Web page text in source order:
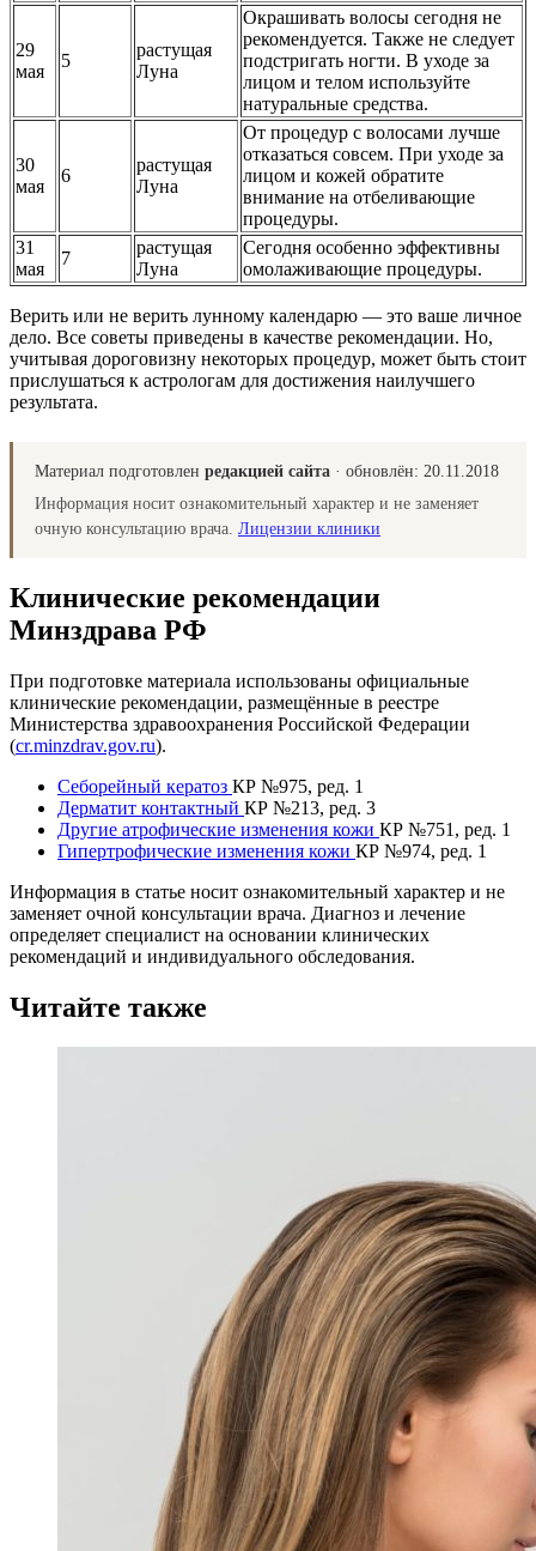
29
мая
5
растущая
Луна
Окрашивать волосы сегодня не
рекомендуется. Также не следует
подстригать ногти. В уходе за
лицом и телом используйте
натуральные средства.
30
мая
6
растущая
Луна
От процедур с волосами лучше
отказаться совсем. При уходе за
лицом и кожей обратите
внимание на отбеливающие
процедуры.
31
мая
7
растущая
Луна
Сегодня особенно эффективны
омолаживающие процедуры.
Верить или не верить лунному календарю — это ваше личное
дело. Все советы приведены в качестве рекомендации. Но,
учитывая дороговизну некоторых процедур, может быть стоит
прислушаться к астрологам для достижения наилучшего
результата.
Материал подготовлен редакцией сайта · обновлён: 20.11.2018
Информация носит ознакомительный характер и не заменяет
очную консультацию врача. Лицензии клиники
Клинические рекомендации
Минздрава РФ
При подготовке материала использованы официальные
клинические рекомендации, размещённые в реестре
Министерства здравоохранения Российской Федерации
(cr.minzdrav.gov.ru).
Себорейный кератоз КР №975, ред. 1
Дерматит контактный КР №213, ред. 3
Другие атрофические изменения кожи КР №751, ред. 1
Гипертрофические изменения кожи КР №974, ред. 1
Информация в статье носит ознакомительный характер и не
заменяет очной консультации врача. Диагноз и лечение
определяет специалист на основании клинических
рекомендаций и индивидуального обследования.
Читайте также